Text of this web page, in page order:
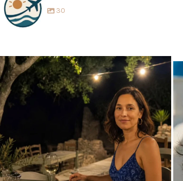
30
carpediem.travel.guide
5. Juli